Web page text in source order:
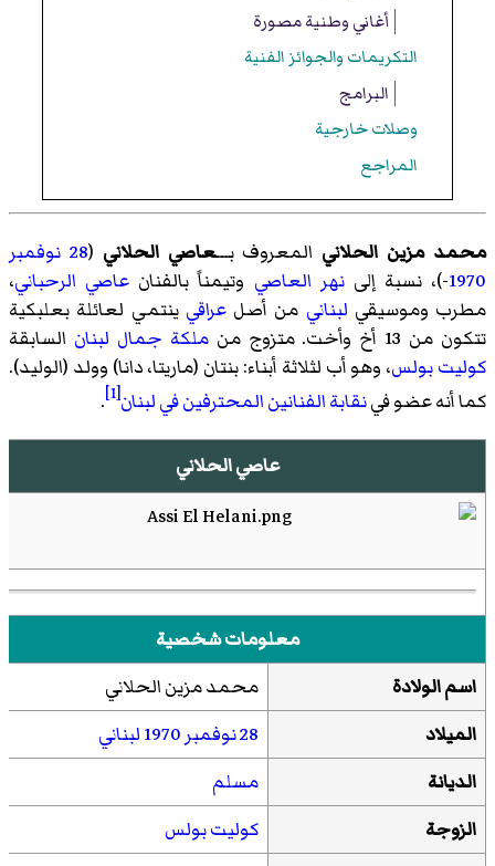
أغاني وطنية مصورة
التكريمات والجوائز الفنية
البرامج
وصلات خارجية
المراجع
محمد مزين الحلاني المعروف بـــعاصي الحلاني (28 نوفمبر
1970-)، نسبة إلىنهر العاصي وتيمناً بالفنان عاصي الرحباني،
مطرب وموسيقي لبناني من أصلعراقي ينتمي لعائلة بعلبكية
تتكون من 13 أخ وأخت. متزوج من
ملكة جمال لبنان السابقة
كوليت بولس، وهو أب لثلاثة أبناء: بنتان (ماريتا، دانا) وولد (الوليد).
كما أنه عضو فينقابة الفنانين المحترفين في لبنان[1]
.
عاصي الحلاني
معلومات شخصية
اسم الولادة
محمد مزين الحلاني
الميلاد
28 نوفمبر 1970لبناني
الديانة
مسلم
الزوجة
كوليت بولس